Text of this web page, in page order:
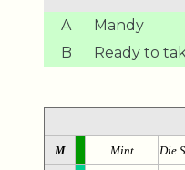
A
Mandy
B
Ready to
M Mint Die